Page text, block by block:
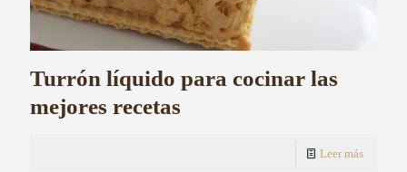
Turrón líquido para cocinar las
mejores recetas
Leer más